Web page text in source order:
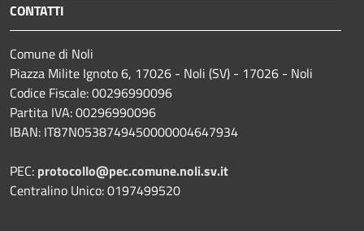
CONTATTI
Comune di Noli
Piazza Milite Ignoto 6, 17026 - Noli (SV) - 17026 - Noli
Codice Fiscale: 00296990096
Partita IVA: 00296990096
IBAN: IT87N0538749450000004647934
PEC: protocollo@pec.comune.noli.sv.it
Centralino Unico: 0197499520